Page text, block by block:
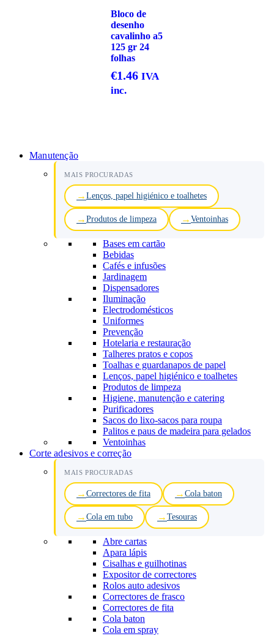
Bloco de
desenho
cavalinho a5
125 gr 24
folhas
€1.46 IVA
inc.
Manutenção
MAIS PROCURADAS
Lenços, papel higiénico e toalhetes
Produtos de limpeza Ventoinhas
Bases em cartão
Bebidas
Cafés e infusões
Jardinagem
Dispensadores
Iluminação
Electrodomésticos
Uniformes
Prevenção
Hotelaria e restauração
Talheres pratos e copos
Toalhas e guardanapos de papel
Lenços, papel higiénico e toalhetes
Produtos de limpeza
Higiene, manutenção e catering
Purificadores
Sacos do lixo-sacos para roupa
Palitos e paus de madeira para gelados
Ventoinhas
Corte adesivos e correção
MAIS PROCURADAS
Correctores de fita Cola baton
Cola em tubo Tesouras
Abre cartas
Apara lápis
Cisalhas e guilhotinas
Expositor de correctores
Rolos auto adesivos
Correctores de frasco
Correctores de fita
Cola baton
Cola em spray